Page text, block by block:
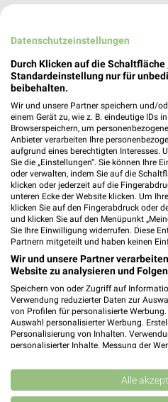
JYSK Katalog und
Noch mehr
der
Jetzt
Datenschutzeinstellungen
Durch Klicken auf die Schaltfläche
Standardeinstellung nur für
beibehalten.
Wir und unsere Partner speichern und/
einem Gerät zu, wie z. B. eindeutige IDs
Browserspeichern, um
Anbieter verarbeiten Ihre
aufgrund eines berechtigten Interesses.
Sie die „Einstellungen“. Sie können Ihre
oder verwalten, indem Sie auf die
klicken oder jederzeit auf die
unteren Ecke der Website klicken. Um
klicken Sie auf den Fingerabdruck oder
und klicken Sie auf den Menüpunkt
Sie Ihre Einwilligung widerrufen. Diese
Partnern mitgeteilt und haben keinen
Wir und unsere Partner
Website zu analysieren und
Speichern von oder Zugriff auf
Verwendung reduzierter Daten zur
von Profilen für personalisierte
Auswahl personalisierter Werbung.
Personalisierung von Inhalten.
personalisierter Inhalte. Messung der
Kombinationen von Daten aus
Verbesserung der Angebote.
von Inhalten.
Alle